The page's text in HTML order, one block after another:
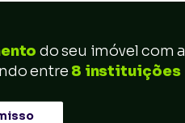
do seu imóvel com a
entre 8 instituições